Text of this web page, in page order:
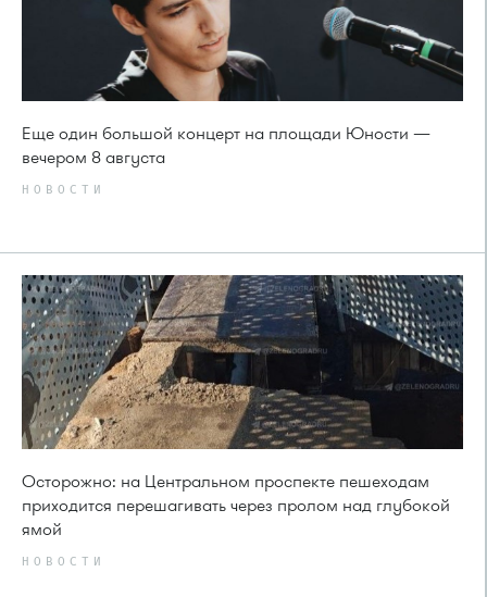
Еще один большой концерт на площади Юности —
вечером 8 августа
НОВОСТИ
Осторожно: на Центральном проспекте пешеходам
приходится перешагивать через пролом над глубокой
ямой
НОВОСТИ